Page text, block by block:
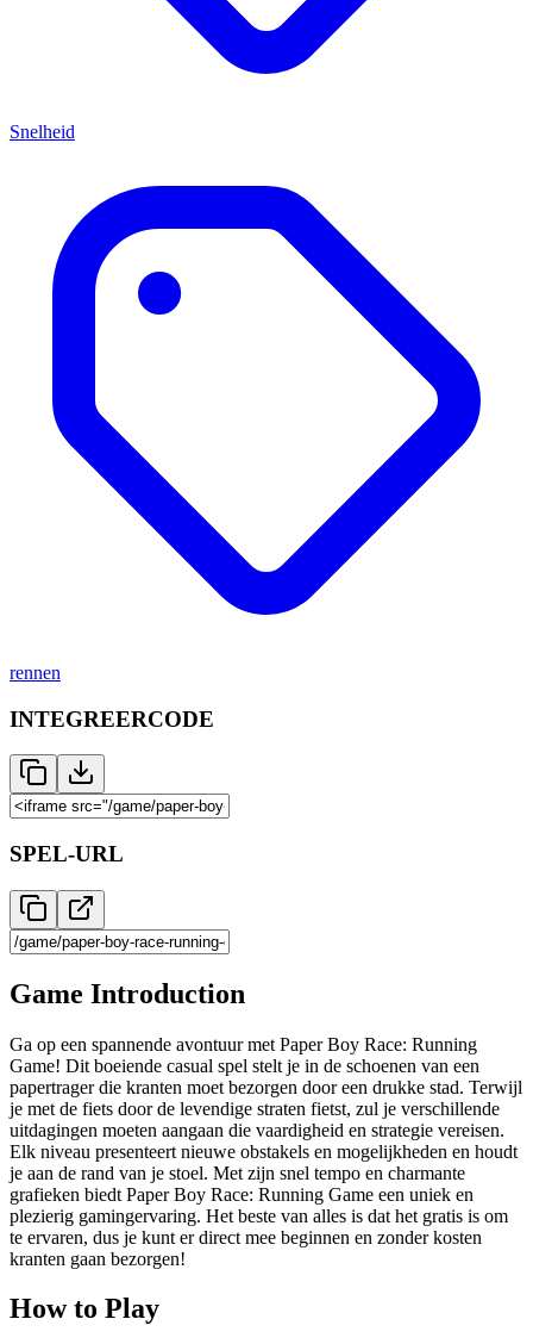
Snelheid
rennen
INTEGREERCODE
SPEL-URL
Game Introduction
Ga op een spannende avontuur met Paper Boy Race: Running
Game! Dit boeiende casual spel stelt je in de schoenen van een
papertrager die kranten moet bezorgen door een drukke stad. Terwijl
je met de fiets door de levendige straten fietst, zul je verschillende
uitdagingen moeten aangaan die vaardigheid en strategie vereisen.
Elk niveau presenteert nieuwe obstakels en mogelijkheden en houdt
je aan de rand van je stoel. Met zijn snel tempo en charmante
grafieken biedt Paper Boy Race: Running Game een uniek en
plezierig gamingervaring. Het beste van alles is dat het gratis is om
te ervaren, dus je kunt er direct mee beginnen en zonder kosten
kranten gaan bezorgen!
How to Play